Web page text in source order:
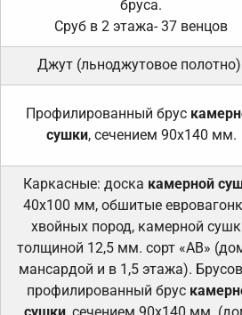
бруса.
Сруб в 2 этажа- 37 венцов
Джут (льноджутовое
Профилированный брус
сушки, сечением 90х140 мм.
Каркасные: доска камерной
40х100 мм, обшитые
хвойных пород, камерной
толщиной 12,5 мм. сорт «АВ»
мансардой и в 1,5 этажа).
профилированный брус